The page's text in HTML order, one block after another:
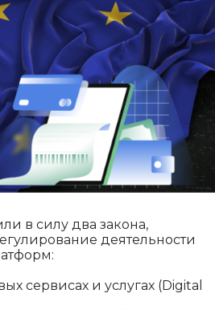
в силу два закона,
деятельности
сервисах и услугах (Digital